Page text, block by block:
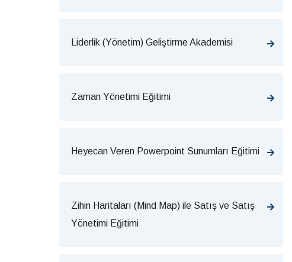
Liderlik (Yönetim) Geliştirme Akademisi
Zaman Yönetimi Eğitimi
Heyecan Veren Powerpoint Sunumları Eğitimi
Zihin Haritaları (Mind Map) ile Satış ve Satış
Yönetimi Eğitimi